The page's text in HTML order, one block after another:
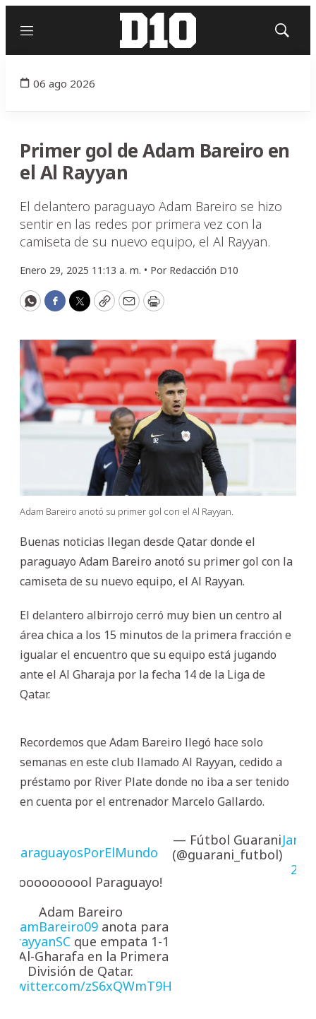
Menú
Mostrar
06 ago 2026
Primer gol de Adam Bareiro en
el Al Rayyan
El delantero paraguayo Adam Bareiro se hizo
sentir en las redes por primera vez con la
camiseta de su nuevo equipo, el Al Rayyan.
Enero 29, 2025 11:13 a. m. • Por Redacción D10
WhatsApp
Facebook
Twitter
CopyEmailPrint
Adam Bareiro anotó su primer gol con el Al Rayyan.
Buenas noticias llegan desde Qatar donde el
paraguayo Adam Bareiro anotó su primer gol con la
camiseta de su nuevo equipo, el Al Rayyan.
El delantero albirrojo cerró muy bien un centro al
área chica a los 15 minutos de la primera fracción e
igualar el encuentro que su equipo está jugando
ante el Al Gharaja por la fecha 14 de la Liga de
Qatar.
Recordemos que Adam Bareiro llegó hace solo
semanas en este club llamado Al Rayyan, cedido a
préstamo por River Plate donde no iba a ser tenido
en cuenta por el entrenador Marcelo Gallardo.
#ParaguayosPorElMundo
Paraguayo!
Adam Bareiro
anota para
que empata 1-1
Al-Gharafa en la Primera
División de Qatar.
zS6xQWmT9H
— Fútbol Guarani
(@guarani_futbol)